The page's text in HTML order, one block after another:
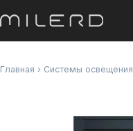
Главная › Системы освещения